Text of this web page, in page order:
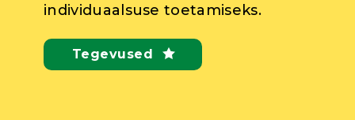
individuaalsuse toetamiseks.
Tegevused